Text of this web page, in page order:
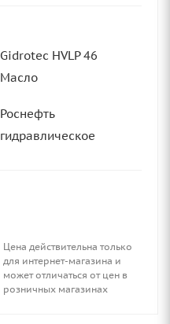
Gidrotec HVLP 46
Масло
Роснефть
гидравлическое
Цена действительна только
для интернет-магазина и
может отличаться от цен в
розничных магазинах